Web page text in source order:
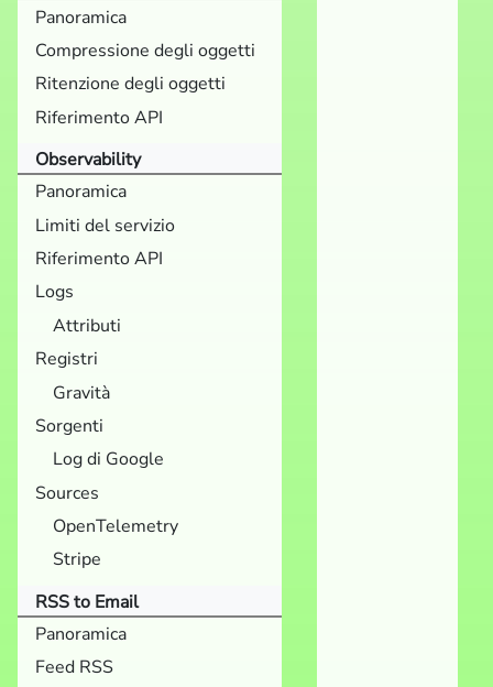
Panoramica
Compressione degli oggetti
Ritenzione degli oggetti
Riferimento API
Observability
Panoramica
Limiti del servizio
Riferimento API
Logs
Attributi
Registri
Gravità
Sorgenti
Log di Google
Sources
OpenTelemetry
Stripe
RSS to Email
Panoramica
Feed RSS